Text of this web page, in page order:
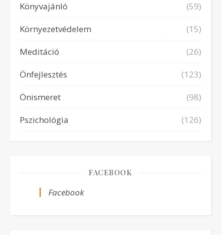
Könyvajánló
(59)
Környezetvédelem
(15)
Meditáció
(26)
Önfejlesztés
(123)
Önismeret
(98)
Pszichológia
(126)
FACEBOOK
Facebook